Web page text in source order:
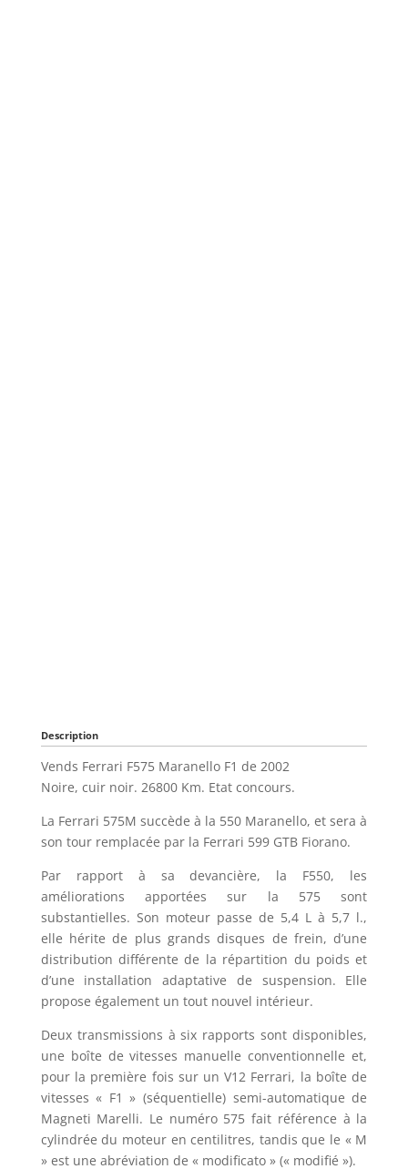
Description
Vends Ferrari F575 Maranello F1 de 2002
Noire, cuir noir. 26800 Km. Etat concours.
La Ferrari 575M succède à la 550 Maranello, et sera à
son tour remplacée par la Ferrari 599 GTB Fiorano.
Par rapport à sa devancière, la F550, les
améliorations apportées sur la 575 sont
substantielles. Son moteur passe de 5,4 L à 5,7 l.,
elle hérite de plus grands disques de frein, d’une
distribution différente de la répartition du poids et
d’une installation adaptative de suspension. Elle
propose également un tout nouvel intérieur.
Deux transmissions à six rapports sont disponibles,
une boîte de vitesses manuelle conventionnelle et,
pour la première fois sur un V12 Ferrari, la boîte de
vitesses « F1 » (séquentielle) semi-automatique de
Magneti Marelli. Le numéro 575 fait référence à la
cylindrée du moteur en centilitres, tandis que le « M
» est une abréviation de « modificato » (« modifié »).